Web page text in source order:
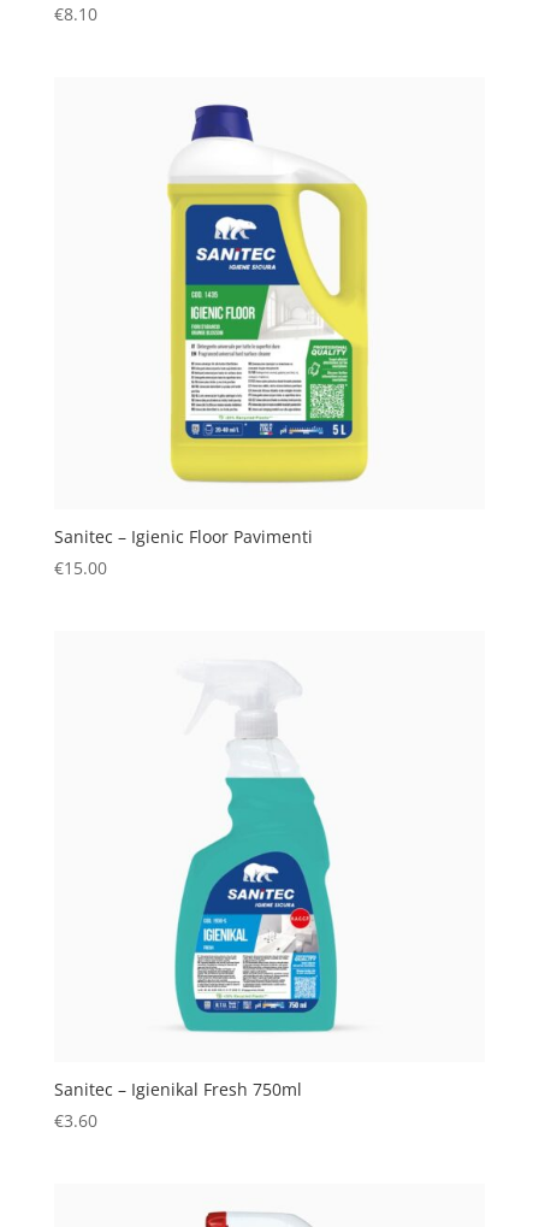
€8.10
Sanitec – Igienic Floor Pavimenti
€15.00
Sanitec – Igienikal Fresh 750ml
€3.60